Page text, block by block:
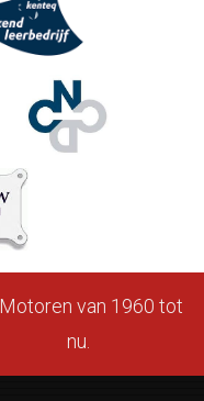
Motoren van 1960 tot
nu.